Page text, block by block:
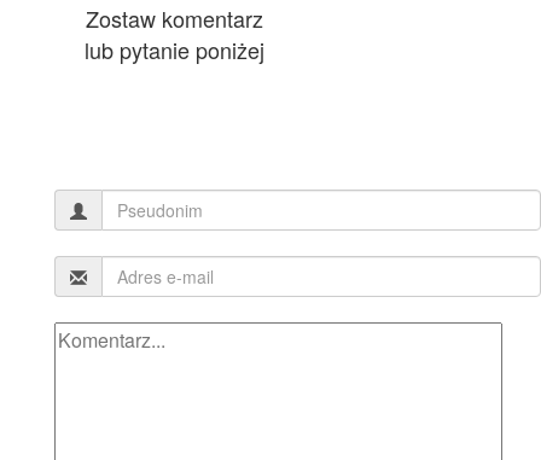
Zostaw komentarz
lub pytanie poniżej